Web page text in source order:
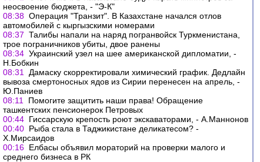
неосвоение бюджета, - "Э-К"
08:38 Операция "Транзит". В Казахстане начался отлов
автомобилей с кыргызскими номерами
08:37 Талибы напали на наряд погранвойск Туркменистана,
трое пограничников убиты, двое ранены
08:34 Украинский узел на шее американской дипломатии, -
Н.Бобкин
08:31
Дамаску скорректировали химический график. Дедлайн
вывоза смертоносных ядов из Сирии перенесен на апрель, -
Ю.Паниев
08:11
Помогите защитить наши права! Обращение
ташкентских пенсионерок Петровых
00:44 Гиссарскую крепость роют экскаваторами, - А.Маннонов
00:40 Рыба стала в Таджикистане деликатесом? -
Х.Мирсаидов
00:16 Елбасы объявил мораторий на проверки малого и
среднего бизнеса в РК